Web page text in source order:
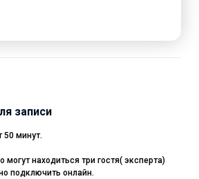
записи
50 минут.
могут находиться три гостя( эксперта)
подключить онлайн.